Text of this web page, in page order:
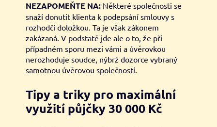
NEZAPOMEŇTE NA:Některé společnosti se
snaží donutit klienta k podepsání smlouvy s
rozhodčí doložkou. Ta je však zákonem
zakázaná. V podstatě jde ale o to, že při
případném sporu mezi vámi a úvěrovkou
nerozhoduje soudce, nýbrž dozorce vybraný
samotnou úvěrovou společností.
Tipy a triky pro maximální
využití půjčky 30 000 Kč